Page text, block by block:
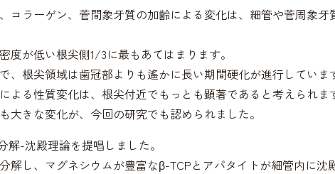
コラーゲン、菅間象牙質の加齢による変化は、細管や菅周象
度が低い根尖側1/3に最もあてはまります。
、根尖領域は歯冠部よりも遙かに長い期間硬化が進行していま
よる性質変化は、根尖付近でもっとも顕著であると考えられま
大きな変化が、今回の研究でも認められました。
解-沈殿理論を提唱しました。
解し、マグネシウムが豊富なβ-TCPとアパタイトが細管内に沈